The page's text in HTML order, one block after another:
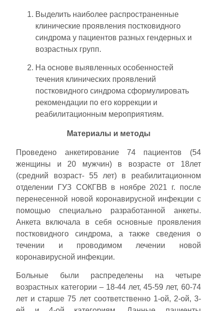
Выделить наиболее распространенные
клинические проявления постковидного
синдрома у пациентов разных гендерных и
возрастных групп.
На основе выявленных особенностей
течения клинических проявлений
постковидного синдрома сформулировать
рекомендации по его коррекции и
реабилитационным мероприятиям.
Материалы и методы
Проведено анкетирование 74 пациентов (54
женщины и 20 мужчин) в возрасте от 18лет
(средний возраст- 55 лет) в реабилитационном
отделении ГУЗ СОКГВВ в ноябре 2021 г. после
перенесенной новой коронавирусной инфекции с
помощью специально разработанной анкеты.
Анкета включала в себя основные проявления
постковидного синдрома, а также сведения о
течении и проводимом лечении новой
коронавирусной инфекции.
Больные были распределены на четыре
возрастных категории – 18-44 лет, 45-59 лет, 60-74
лет и старше 75 лет соответственно 1-ой, 2-ой, 3-